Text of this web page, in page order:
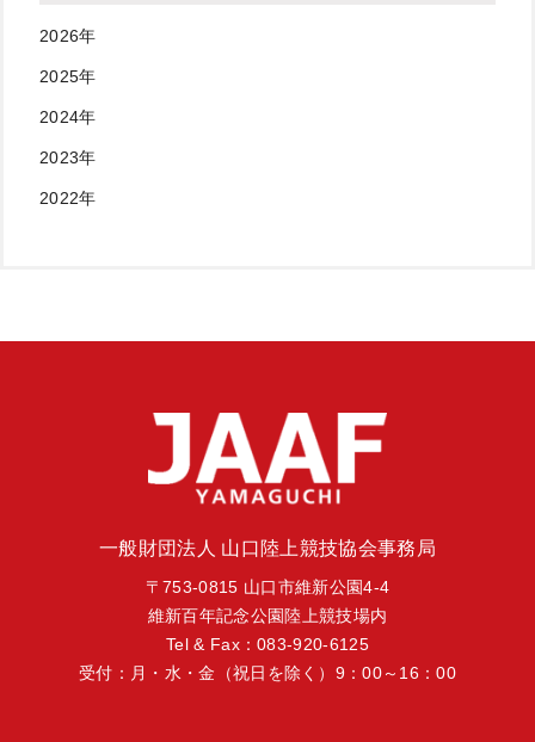
2026年
2025年
2024年
2023年
2022年
一般財団法人 山口陸上競技協会事務局
〒753-0815 山口市維新公園4-4
維新百年記念公園陸上競技場内
Tel & Fax：083-920-6125
受付：月・水・金（祝日を除く）9：00～16：00